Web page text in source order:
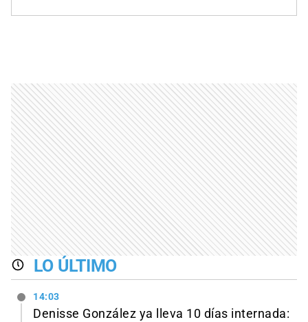
LO ÚLTIMO
14:03
Denisse González ya lleva 10 días internada: